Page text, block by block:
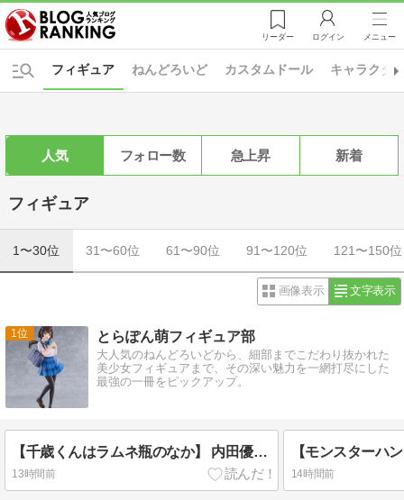
リーダー ログイン メニュー
ねんどろいど カスタムドール キャラクタ
フィギュア
人気 フォロー数 急上昇 新着
フィギュア
1〜30位 31〜60位 61〜90位 91〜120位 121〜150位
画像表示 文字表示
1 とらぽん萌フィギュア部
大人気のねんどろいどから、細部までこだわり抜かれた
美少女フィギュアまで、その深い魅力を一網打尽にした
最強の一冊をピックアップ。
【千歳くんはラムネ瓶のなか】 内田優空 フリューフィギュアの予約最新情報と評価まとめ
13時間前 14時間前